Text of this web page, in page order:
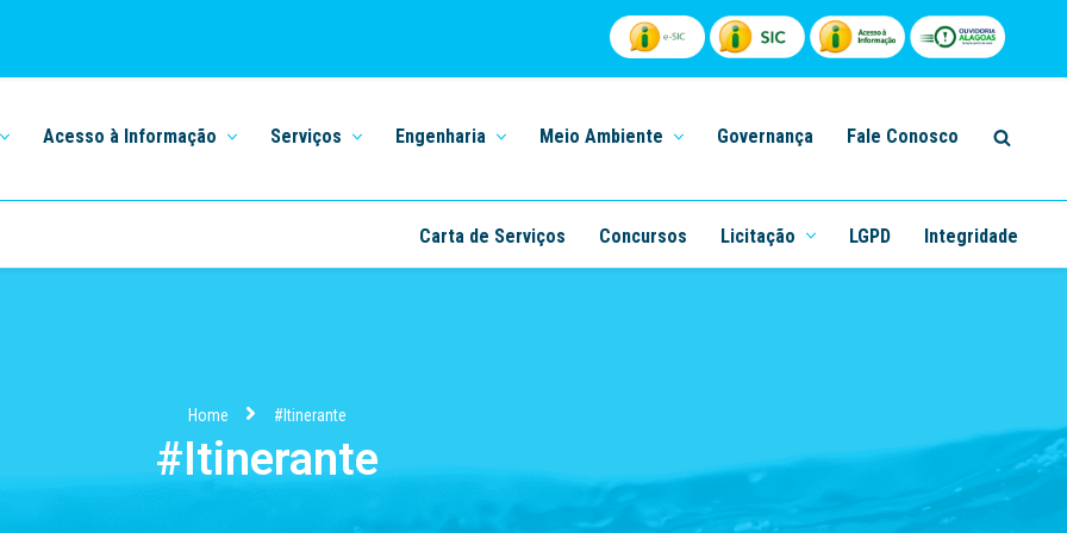
Acesso à Informação Serviços Engenharia Meio Ambiente Governança Fale Conosco
Carta de Serviços Concursos Licitação LGPD Integridade
Home #Itinerante
#Itinerante